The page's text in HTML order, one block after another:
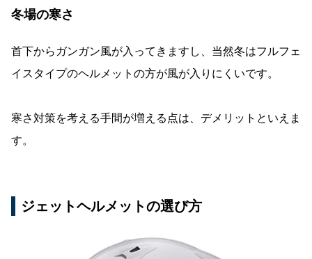
冬場の寒さ
首下からガンガン風が入ってきますし、当然冬はフルフェ
イスタイプのヘルメットの方が風が入りにくいです。
寒さ対策を考える手間が増える点は、デメリットといえま
す。
ジェットヘルメットの選び方